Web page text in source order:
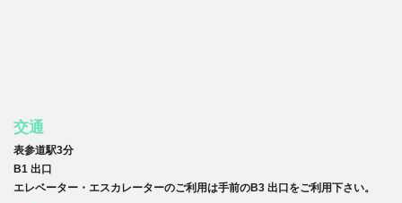
交通
表参道駅3分
B1 出口
エレベーター・エスカレーターのご利用は手前のB3 出口をご利用下さい。